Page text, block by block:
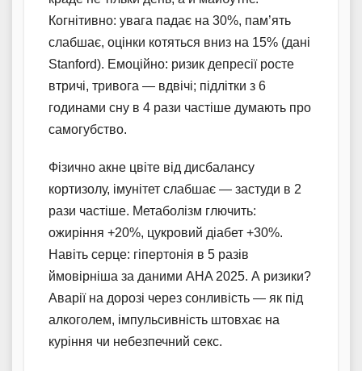
Когнітивно: увага падає на 30%, пам’ять
слабшає, оцінки котяться вниз на 15% (дані
Stanford). Емоційно: ризик депресії росте
втричі, тривога — вдвічі; підлітки з 6
годинами сну в 4 рази частіше думають про
самогубство.
Фізично акне цвіте від дисбалансу
кортизолу, імунітет слабшає — застуди в 2
рази частіше. Метаболізм глючить:
ожиріння +20%, цукровий діабет +30%.
Навіть серце: гіпертонія в 5 разів
ймовірніша за даними AHA 2025. А ризики?
Аварії на дорозі через сонливість — як під
алкоголем, імпульсивність штовхає на
куріння чи небезпечний секс.